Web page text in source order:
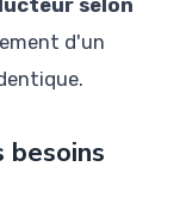
d'un
besoins